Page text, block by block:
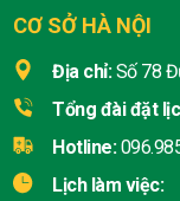
CƠ SỞ HÀ NỘI
Địa chỉ: Số 78
Tổng đài đặt
Hotline:
Lịch làm việc: